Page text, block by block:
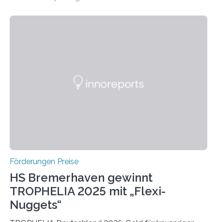
Foundation, des BIAL Award in Biomedicine ist in
Förderungen Preise
HS Bremerhaven gewinnt
TROPHELIA 2025 mit „Flexi-
Nuggets“